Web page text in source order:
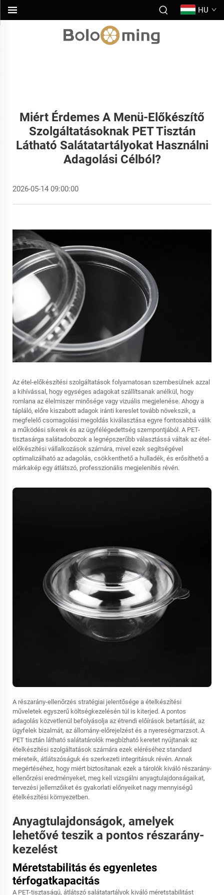
HU
Miért Érdemes A Menü-Előkészítő
Szolgáltatásoknak PET Tisztán
Látható Salátatartályokat Használni
Adagolási Célból?
2026-05-14 09:00:00
Az étel-előkészítési szolgáltatások folyamatosan szembesülnek azzal
a kihívással, hogy egységes adagokat szállítsanak anélkül, hogy
romlana az élelmiszer minősége vagy vizuális megjelenése. Ahogy a
tápláló, előre kiszabott adagok iránti kereslet tovább növekszik, a
megfelelő csomagolási megoldás kiválasztása egyre fontosabbá válik
a működési sikerek és az ügyfélégedettség szempontjából. A PET-
tisztasárga salátadobozok a legnépszerűbb választássá váltak az étel-
előkészítési vállalkozások számára, mivel ezek segítségével
optimalizálható az adagolás, csökkenthető a hulladék, és erősíthető a
márkakép egy átlátszó, professzionális megjelenítés révén.
A részarány-ellenőrzés stratégiai jelentősége a ételkészítési
műveletek egyszerű költségkezelésén túl is kiterjed. A pontos
adagolás közvetlenül befolyásolja az étrendi előírások betartását, az
ügyfelek bizalmát, az állomány-előrejelzést és a nyereségmarzsot. A
PET tisztán látható salátatárolók megbízható keretet nyújtanak az
ételkészítési szolgáltatások számára ezek eléréséhez standard
méreteik, átlátszóságuk és szerkezeti integritásuk révén. Annak
megértéséhez, hogy miért biztosítanak ezek a tárolók kiváló részarány-
ellenőrzési eredményeket, meg kell vizsgálni anyagtulajdonságaikat,
tervezési jellemzőiket és gyakorlati előnyeiket nagy mennyiségű
ételkészítési környezetben.
Anyagtulajdonságok, amelyek
lehetővé teszik a pontos részarány-
kezelést
Méretstabilitás és egyenletes
térfogatkapacitás
A PET-tisztaságú, átlátszó salátatartályok kiváló méretstabilitást